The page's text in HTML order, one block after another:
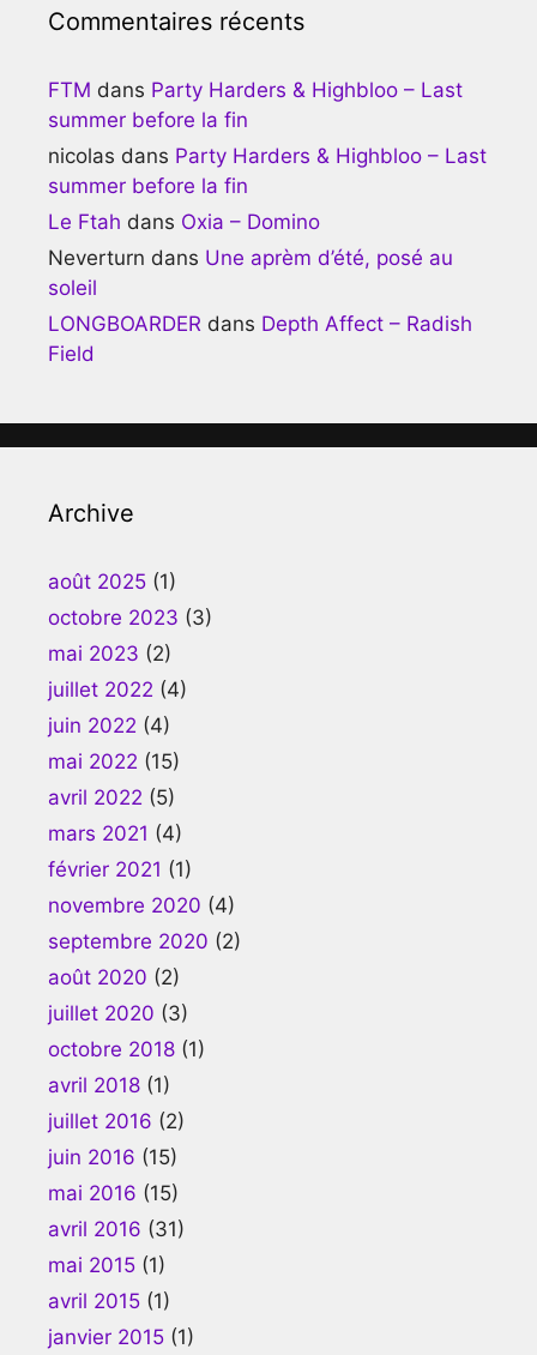
Commentaires récents
FTM dans Party Harders & Highbloo – Last
summer before la fin
nicolas dans Party Harders & Highbloo – Last
summer before la fin
Le Ftah dans Oxia – Domino
Neverturn dans Une aprèm d’été, posé au
soleil
LONGBOARDER dans Depth Affect – Radish
Field
Archive
août 2025 (1)
octobre 2023 (3)
mai 2023 (2)
juillet 2022 (4)
juin 2022 (4)
mai 2022 (15)
avril 2022 (5)
mars 2021 (4)
février 2021 (1)
novembre 2020 (4)
septembre 2020 (2)
août 2020 (2)
juillet 2020 (3)
octobre 2018 (1)
avril 2018 (1)
juillet 2016 (2)
juin 2016 (15)
mai 2016 (15)
avril 2016 (31)
mai 2015 (1)
avril 2015 (1)
janvier 2015 (1)